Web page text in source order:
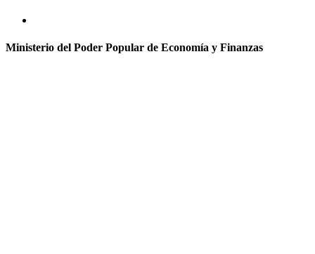
Ministerio del Poder Popular de Economía y Finanzas